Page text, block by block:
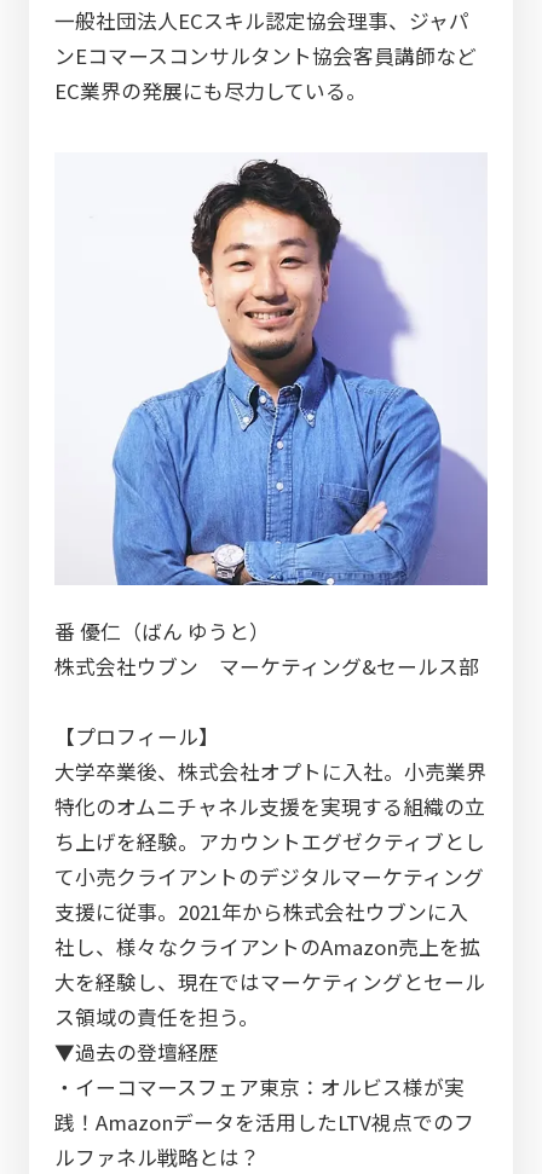
一般社団法人ECスキル認定協会理事、ジャパ
ンEコマースコンサルタント協会客員講師など
EC業界の発展にも尽力している。
番 優仁（ばん ゆうと）
株式会社ウブン マーケティング&セールス部
【プロフィール】
大学卒業後、株式会社オプトに入社。小売業界
特化のオムニチャネル支援を実現する組織の立
ち上げを経験。アカウントエグゼクティブとし
て小売クライアントのデジタルマーケティング
支援に従事。2021年から株式会社ウブンに入
社し、様々なクライアントのAmazon売上を拡
大を経験し、現在ではマーケティングとセール
ス領域の責任を担う。
▼過去の登壇経歴
・イーコマースフェア東京：オルビス様が実
践！Amazonデータを活用したLTV視点でのフ
ルファネル戦略とは？